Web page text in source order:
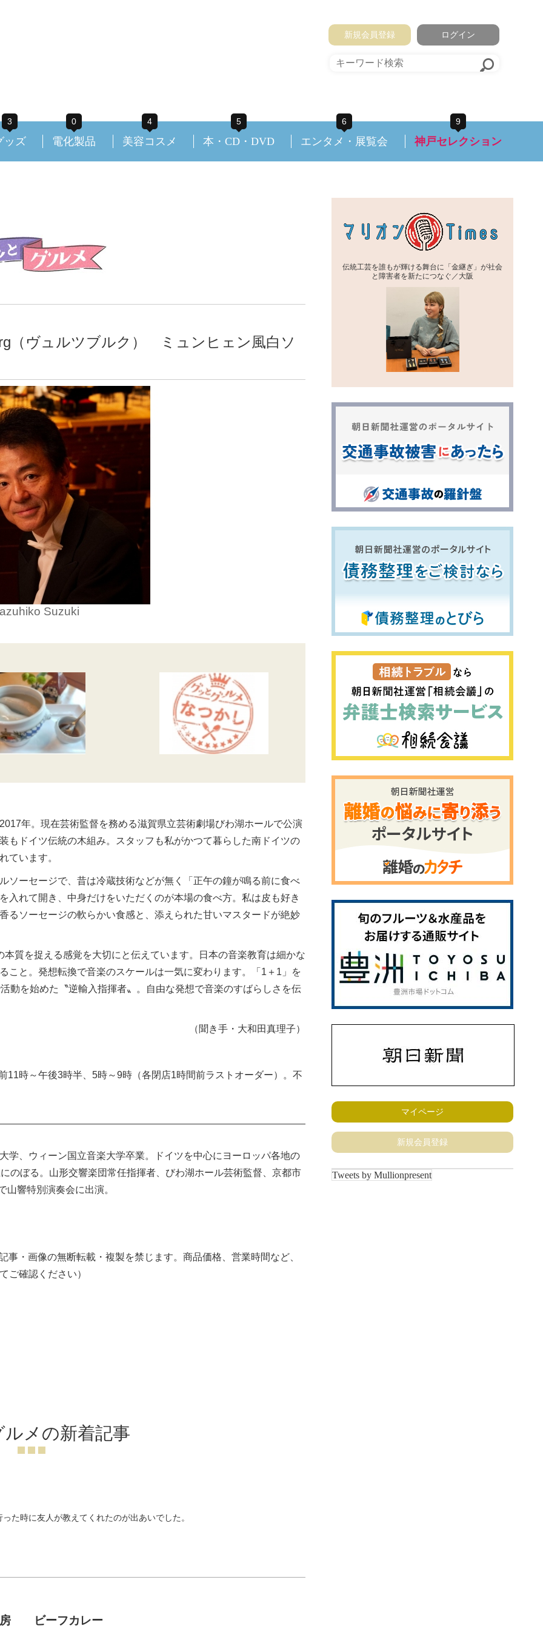
新規会員登録 ログイン
3
ッズ
0
電化製品
4
美容コスメ
5
本・CD・DVD
6
エンタメ・展覧会
9
神戸セレクション
ヴュルツブルク） ミュンヒェン風白ソ
Suzuki
年。現在芸術監督を務める滋賀県立芸術劇場びわ湖ホールで公演
もドイツ伝統の木組み。スタッフも私がかつて暮らした南ドイツの
ています。
ーセージで、昔は冷蔵技術などが無く「正午の鐘が鳴る前に食べ
入れて開き、中身だけをいただくのが本場の食べ方。私は皮も好き
るソーセージの軟らかい食感と、添えられた甘いマスタードが絶妙
質を捉える感覚を大切にと伝えています。日本の音楽教育は細かな
こと。発想転換で音楽のスケールは一気に変わります。「1＋1」を
動を始めた〝逆輸入指揮者〟。自由な発想で音楽のすばらしさを伝
（聞き手・大和田真理子）
時～午後3時半、5時～9時（各閉店1時間前ラストオーダー）。不
、ウィーン国立音楽大学卒業。ドイツを中心にヨーロッパ各地の
のぼる。山形交響楽団常任指揮者、びわ湖ホール芸術監督、京都市
響特別演奏会に出演。
・画像の無断転載・複製を禁じます。商品価格、営業時間など、
ご確認ください）
メの新着記事
た時に友人が教えてくれたのが出あいでした。
房 ビーフカレー
伝統工芸を誰もが輝ける舞台に「金継ぎ」が社会
と障害者を新たにつなぐ／大阪
マイページ
新規会員登録
Tweets by Mullionpresent